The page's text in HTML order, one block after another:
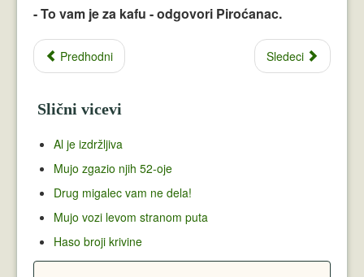
- To vam je za kafu - odgovori Piroćanac.
Predhodni Sledeci
Slični vicevi
Al je izdržljiva
Mujo zgazio njih 52-oje
Drug migalec vam ne dela!
Mujo vozi levom stranom puta
Haso broji krivine